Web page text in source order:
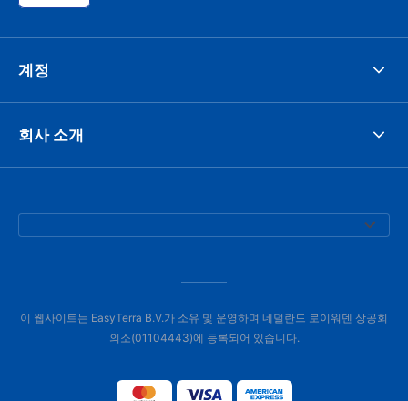
계정
회사 소개
이 웹사이트는 EasyTerra B.V.가 소유 및 운영하며 네덜란드 로이워덴 상공회
의소(01104443)에 등록되어 있습니다.